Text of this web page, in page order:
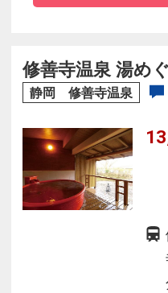
修善寺温泉 湯め
静岡 修善寺温泉